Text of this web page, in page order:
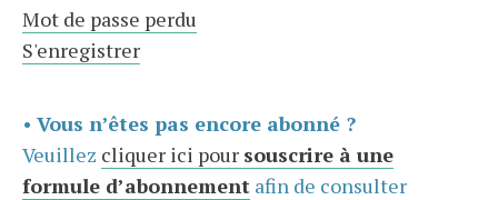
Mot de passe perdu
S'enregistrer
• Vous n’êtes pas encore abonné ?
Veuillez cliquer ici pour souscrire à une
formule d’abonnement afin de consulter